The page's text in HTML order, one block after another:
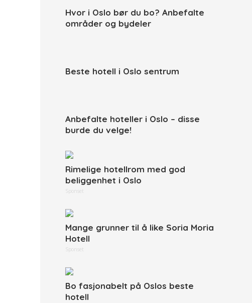
Hvor i Oslo bør du bo? Anbefalte
områder og bydeler
Beste hotell i Oslo sentrum
Anbefalte hoteller i Oslo – disse
burde du velge!
Rimelige hotellrom med god
beliggenhet i Oslo
Sponset
Mange grunner til å like Soria Moria
Hotell
Sponset
Bo fasjonabelt på Oslos beste
hotell